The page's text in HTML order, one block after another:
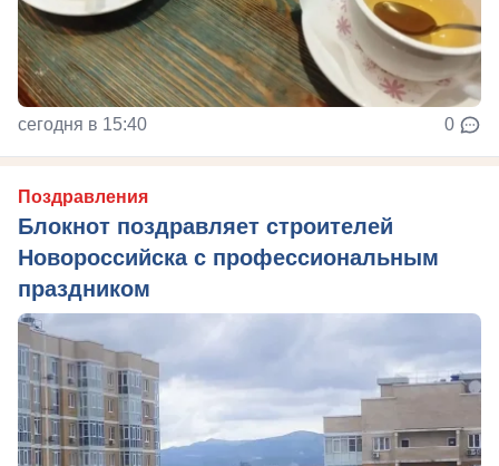
сегодня в 15:40 0
Поздравления
Блокнот поздравляет строителей
Новороссийска с профессиональным
праздником